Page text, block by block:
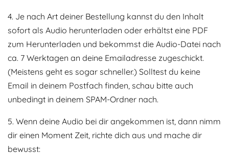
4. Je nach Art deiner Bestellung kannst du den Inhalt
sofort als Audio herunterladen oder erhältst eine PDF
zum Herunterladen und bekommst die Audio-Datei nach
ca. 7 Werktagen an deine Emailadresse zugeschickt.
(Meistens geht es sogar schneller.) Solltest du keine
Email in deinem Postfach finden, schau bitte auch
unbedingt in deinem SPAM-Ordner nach.
5. Wenn deine Audio bei dir angekommen ist, dann nimm
dir einen Moment Zeit, richte dich aus und mache dir
bewusst: